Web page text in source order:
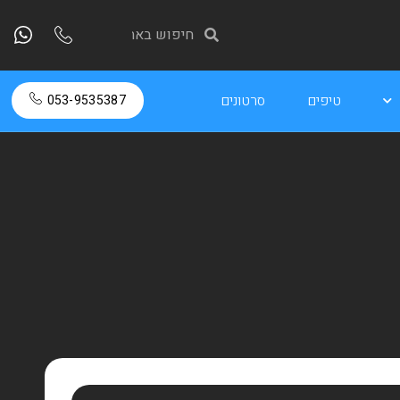
טיפים סרטונים 053-9535387